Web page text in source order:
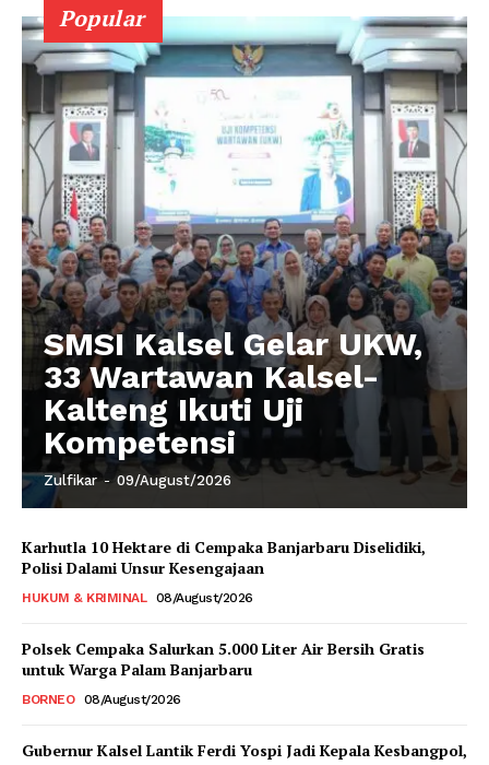
Popular
SMSI Kalsel Gelar UKW,
33 Wartawan Kalsel-
Kalteng Ikuti Uji
Kompetensi
Zulfikar - 09/August/2026
Karhutla 10 Hektare di Cempaka Banjarbaru Diselidiki,
Polisi Dalami Unsur Kesengajaan
HUKUM & KRIMINAL 08/August/2026
Polsek Cempaka Salurkan 5.000 Liter Air Bersih Gratis
untuk Warga Palam Banjarbaru
BORNEO 08/August/2026
Gubernur Kalsel Lantik Ferdi Yospi Jadi Kepala Kesbangpol,